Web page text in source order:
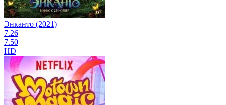
Энканто (2021)
7.26
7.50
HD